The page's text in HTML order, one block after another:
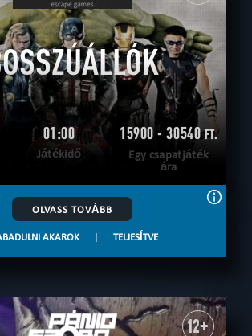
01:00
Játékidő
15900 - 30540FT.
Egy csapatjáték
ára
OLVASS TOVÁBB
AKAROK | TELJESÍTVE
12+